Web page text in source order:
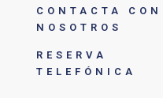
CONTACTA CON
NOSOTROS
RESERVA
TELEFÓNICA